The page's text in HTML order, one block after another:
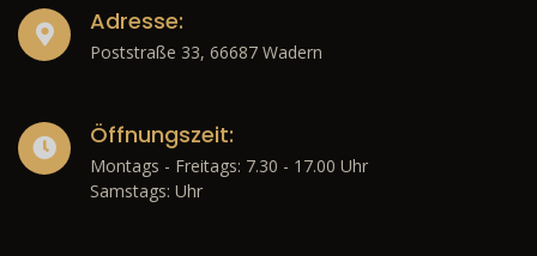
Adresse:
Poststraße 33, 66687 Wadern
Öffnungszeit:
Montags - Freitags: 7.30 - 17.00 Uhr
Samstags: Uhr